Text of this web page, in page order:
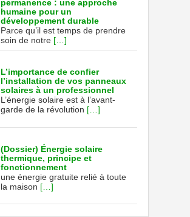
permanence : une approche
humaine pour un
développement durable
Parce qu’il est temps de prendre
soin de notre […]
L’importance de confier
l’installation de vos panneaux
solaires à un professionnel
L’énergie solaire est à l’avant-
garde de la révolution […]
(Dossier) Énergie solaire
thermique, principe et
fonctionnement
une énergie gratuite relié à toute
la maison […]